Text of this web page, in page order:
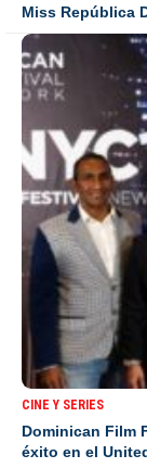
Miss República
CINE Y SERIES
Dominican Film
éxito en el